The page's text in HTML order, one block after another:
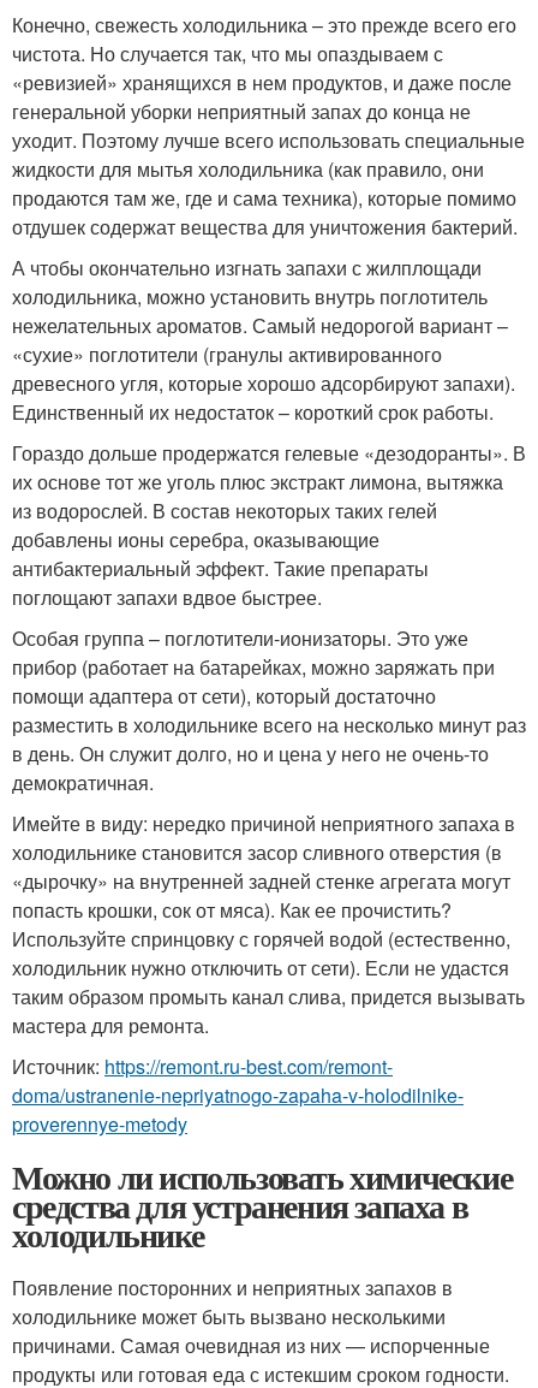
Конечно, свежесть холодильника – это прежде всего его
чистота. Но случается так, что мы опаздываем с
«ревизией» хранящихся в нем продуктов, и даже после
генеральной уборки неприятный запах до конца не
уходит. Поэтому лучше всего использовать специальные
жидкости для мытья холодильника (как правило, они
продаются там же, где и сама техника), которые помимо
отдушек содержат вещества для уничтожения бактерий.
А чтобы окончательно изгнать запахи с жилплощади
холодильника, можно установить внутрь поглотитель
нежелательных ароматов. Самый недорогой вариант –
«сухие» поглотители (гранулы активированного
древесного угля, которые хорошо адсорбируют запахи).
Единственный их недостаток – короткий срок работы.
Гораздо дольше продержатся гелевые «дезодоранты». В
их основе тот же уголь плюс экстракт лимона, вытяжка
из водорослей. В состав некоторых таких гелей
добавлены ионы серебра, оказывающие
антибактериальный эффект. Такие препараты
поглощают запахи вдвое быстрее.
Особая группа – поглотители-ионизаторы. Это уже
прибор (работает на батарейках, можно заряжать при
помощи адаптера от сети), который достаточно
разместить в холодильнике всего на несколько минут раз
в день. Он служит долго, но и цена у него не очень-то
демократичная.
Имейте в виду: нередко причиной неприятного запаха в
холодильнике становится засор сливного отверстия (в
«дырочку» на внутренней задней стенке агрегата могут
попасть крошки, сок от мяса). Как ее прочистить?
Используйте спринцовку с горячей водой (естественно,
холодильник нужно отключить от сети). Если не удастся
таким образом промыть канал слива, придется вызывать
мастера для ремонта.
Источник: https://remont.ru-best.com/remont-
doma/ustranenie-nepriyatnogo-zapaha-v-holodilnike-
proverennye-metody
Можно ли использовать химические
средства для устранения запаха в
холодильнике
Появление посторонних и неприятных запахов в
холодильнике может быть вызвано несколькими
причинами. Самая очевидная из них — испорченные
продукты или готовая еда с истекшим сроком годности.